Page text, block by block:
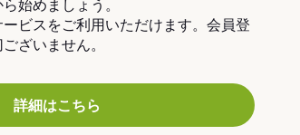
始めましょう。
ビスをご利用いただけます。会員登
ざいません。
詳細はこちら